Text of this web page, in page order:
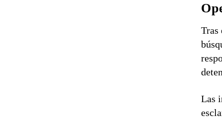
Tras
Las